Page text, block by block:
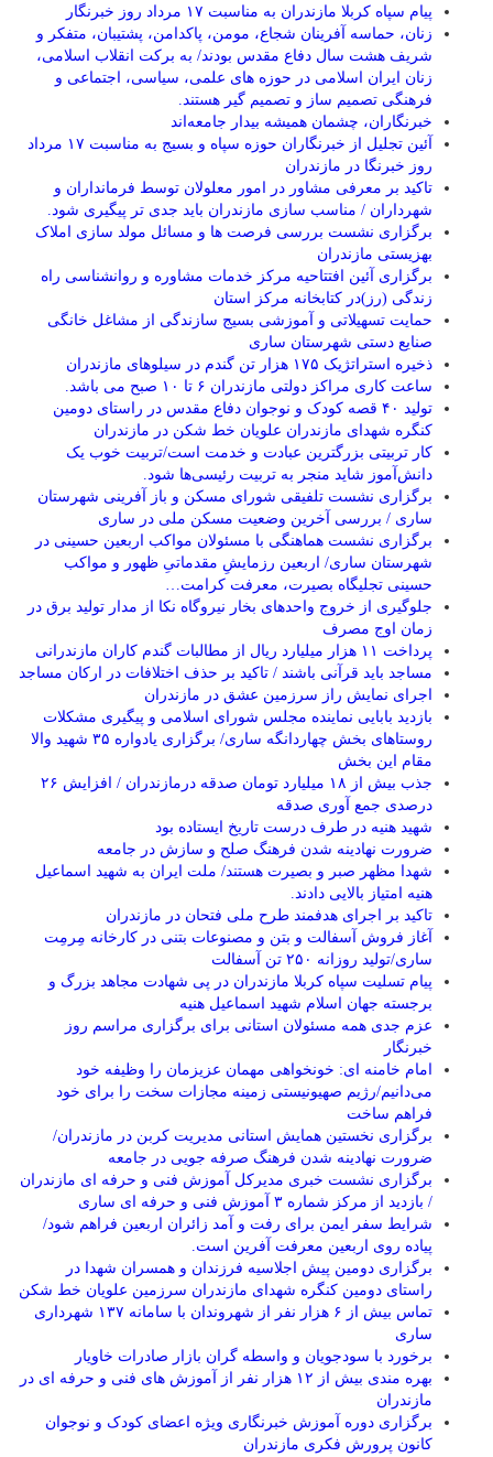
پیام سپاه کربلا مازندران به مناسبت ۱۷ مرداد روز خبرنگار
زنان، حماسه آفرینان شجاع، مومن، پاکدامن، پشتیبان، متفکر و
شریف هشت سال دفاع مقدس بودند/ به برکت انقلاب اسلامی،
زنان ایران اسلامی در حوزه های علمی، سیاسی، اجتماعی و
فرهنگی تصمیم ساز و تصمیم گیر هستند.
خبرنگاران، چشمان همیشه بیدار جامعه‌اند
آئین تجلیل از خبرنگاران حوزه سپاه و بسیج به مناسبت ۱۷ مرداد
روز خبرنگا در مازندران
تاکید بر معرفی مشاور در امور معلولان توسط فرمانداران و
شهرداران / مناسب سازی مازندران باید جدی تر پیگیری شود.
برگزاری نشست بررسی فرصت ها و مسائل مولد سازی املاک
بهزیستی مازندران
برگزاری آئین افتتاحیه مرکز خدمات مشاوره و روانشناسی راه
زندگی (رز)در کتابخانه مرکز استان
حمایت تسهیلاتی و آموزشی بسیج سازندگی از مشاغل خانگی
صنایع دستی شهرستان ساری
ذخیره استراتژیک ۱۷۵ هزار تن گندم در سیلوهای مازندران
ساعت کاری مراکز دولتی مازندران ۶ تا ۱۰ صبح می باشد.
تولید ۴۰ قصه کودک و نوجوان دفاع مقدس در راستای دومین
کنگره شهدای مازندران علویان خط شکن در مازندران
کار تربیتی بزرگترین عبادت و خدمت است/تربیت خوب یک
دانش‌آموز شاید منجر به تربیت رئیسی‌ها شود.
برگزاری ‌نشست تلفیقی شورای مسکن و باز آفرینی شهرستان
ساری / بررسی آخرین وضعیت مسکن ملی در ساری
برگزاری نشست هماهنگی با مسئولان مواکب اربعین حسینی در
شهرستان ساری/ اربعین رزمایشِ مقدماتیِ ظهور و مواکب
حسینی تجلیگاه بصیرت، معرفت کرامت…
جلوگیری از خروج واحدهای بخار نیروگاه نکا از مدار تولید برق در
زمان اوج مصرف
پرداخت ۱۱ هزار میلیارد ریال از مطالبات گندم کاران مازندرانی
مساجد باید قرآنی باشند / تاکید بر حذف اختلافات در ارکان مساجد
اجرای نمایش راز سرزمین عشق در مازندران
بازدید بابایی نماینده مجلس شورای اسلامی و پیگیری مشکلات
روستاهای بخش چهاردانگه ساری/ برگزاری یادواره ۳۵ شهید والا
مقام این بخش
جذب بیش از ۱۸ میلیارد تومان صدقه درمازندران / افزایش ۲۶
درصدی جمع آوری صدقه
شهید هنیه در طرف درست تاریخ ایستاده بود
ضرورت نهادینه شدن فرهنگ صلح و سازش در جامعه
شهدا مظهر صبر و بصیرت هستند/ ملت ایران به شهید اسماعیل
هنیه امتیاز بالایی دادند.
تاکید بر اجرای هدفمند طرح ملی فتحان در مازندران
آغاز فروش آسفالت و بتن و مصنوعات بتنی در کارخانه مِرمِت
ساری/تولید روزانه ۲۵۰ تن آسفالت
پیام تسلیت سپاه کربلا مازندران در پی شهادت مجاهد بزرگ و
برجسته جهان اسلام شهید اسماعیل هنیه
عزم جدی همه مسئولان استانی برای برگزاری مراسم روز
خبرنگار
امام خامنه ای: خونخواهی مهمان عزیزمان را وظیفه خود
می‌دانیم/رژیم صهیونیستی زمینه مجازات سخت را برای خود
فراهم ساخت
برگزاری نخستین همایش استانی مدیریت کربن در مازندران/
ضرورت نهادینه شدن فرهنگ صرفه جویی در جامعه
برگزاری نشست خبری مدیرکل آموزش فنی و حرفه ای مازندران
/ بازدید از مرکز شماره ۳ آموزش فنی و حرفه ای ساری
شرایط سفر ایمن برای رفت و آمد زائران اربعین فراهم شود/
پیاده روی اربعین معرفت آفرین است.
برگزاری دومین پیش اجلاسیه فرزندان و همسران شهدا در
راستای دومین کنگره شهدای مازندران سرزمین علویان خط شکن
تماس بیش از ۶ هزار نفر از شهروندان با سامانه ۱۳۷ شهرداری
ساری
برخورد با سودجویان و واسطه گران بازار صادرات خاویار
بهره مندی بیش از ۱۲ هزار نفر از آموزش های فنی و حرفه ای در
مازندران
برگزاری دوره آموزش خبرنگاری ویژه اعضای کودک و نوجوان
کانون پرورش فکری مازندران